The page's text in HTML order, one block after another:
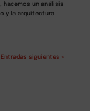
hacemos un análisis
y la arquitectura
Entradas siguientes »